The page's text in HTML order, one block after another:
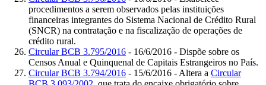
procedimentos a serem observados pelas instituições
financeiras integrantes do Sistema Nacional de Crédito Rural
(SNCR) na contratação e na fiscalização de operações de
crédito rural.
Circular BCB 3.795/2016 - 16/6/2016 - Dispõe sobre os
Censos Anual e Quinquenal de Capitais Estrangeiros no País.
Circular BCB 3.794/2016 - 15/6/2016 - Altera a Circular